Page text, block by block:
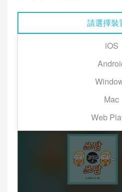
請選擇裝
iOS
Mac
Web
分享歌單至個人首頁
1. 點擊要分享的歌單，點擊右